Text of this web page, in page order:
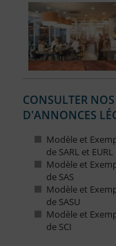
CONSULTER
D'ANNONCES
Modèle et
de SARL et EURL
Modèle et
de SAS
Modèle et
de SASU
Modèle et
de SCI